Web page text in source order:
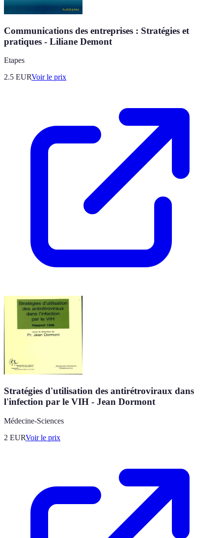
Communications des entreprises : Stratégies et
pratiques - Liliane Demont
Etapes
2.5 EURVoir le prix
Stratégies d'utilisation des antirétroviraux dans
l'infection par le VIH - Jean Dormont
Médecine-Sciences
2 EURVoir le prix